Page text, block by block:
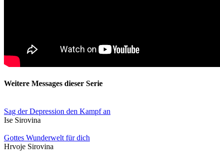
Weitere Messages dieser Serie
Sag der Depression den Kampf an
Ise Sirovina
Gottes Wunderwelt für dich
Hrvoje Sirovina